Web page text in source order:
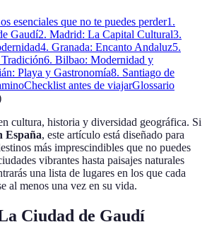
esenciales que no te puedes perder1.
Gaudí2. Madrid: La Capital Cultural3.
4. Granada: Encanto Andaluz5.
6. Bilbao: Modernidad y
Playa y Gastronomía8. Santiago de
Checklist antes de viajarGlossario
cultura, historia y diversidad geográfica. Si
España, este artículo está diseñado para
más imprescindibles que no puedes
vibrantes hasta paisajes naturales
una lista de lugares en los que cada
al menos una vez en su vida.
Ciudad de Gaudí